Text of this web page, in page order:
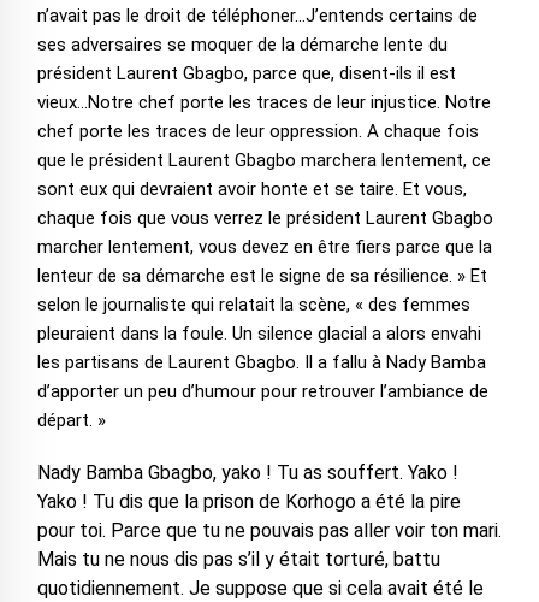
n’avait pas le droit de téléphoner…J’entends certains de
ses adversaires se moquer de la démarche lente du
président Laurent Gbagbo, parce que, disent-ils il est
vieux…Notre chef porte les traces de leur injustice. Notre
chef porte les traces de leur oppression. A chaque fois
que le président Laurent Gbagbo marchera lentement, ce
sont eux qui devraient avoir honte et se taire. Et vous,
chaque fois que vous verrez le président Laurent Gbagbo
marcher lentement, vous devez en être fiers parce que la
lenteur de sa démarche est le signe de sa résilience. » Et
selon le journaliste qui relatait la scène, « des femmes
pleuraient dans la foule. Un silence glacial a alors envahi
les partisans de Laurent Gbagbo. Il a fallu à Nady Bamba
d’apporter un peu d’humour pour retrouver l’ambiance de
départ. »
Nady Bamba Gbagbo, yako ! Tu as souffert. Yako !
Yako ! Tu dis que la prison de Korhogo a été la pire
pour toi. Parce que tu ne pouvais pas aller voir ton mari.
Mais tu ne nous dis pas s’il y était torturé, battu
quotidiennement. Je suppose que si cela avait été le